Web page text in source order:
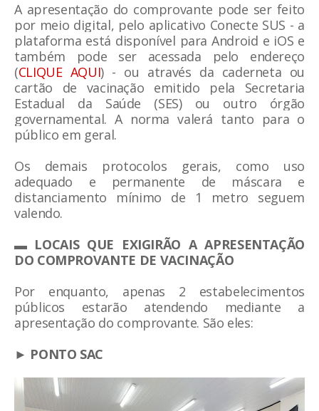
A apresentação do comprovante pode ser feito
por meio digital, pelo aplicativo Conecte SUS - a
plataforma está disponível para Android e iOS e
também pode ser acessada pelo endereço
(CLIQUE AQUI) - ou através da caderneta ou
cartão de vacinação emitido pela Secretaria
Estadual da Saúde (SES) ou outro órgão
governamental. A norma valerá tanto para o
público em geral.
Os demais protocolos gerais, como uso
adequado e permanente de máscara e
distanciamento mínimo de 1 metro seguem
valendo.
▬ LOCAIS QUE EXIGIRÃO A APRESENTAÇÃO
DO COMPROVANTE DE VACINAÇÃO
Por enquanto, apenas 2 estabelecimentos
públicos estarão atendendo mediante a
apresentação do comprovante. São eles:
► PONTO SAC